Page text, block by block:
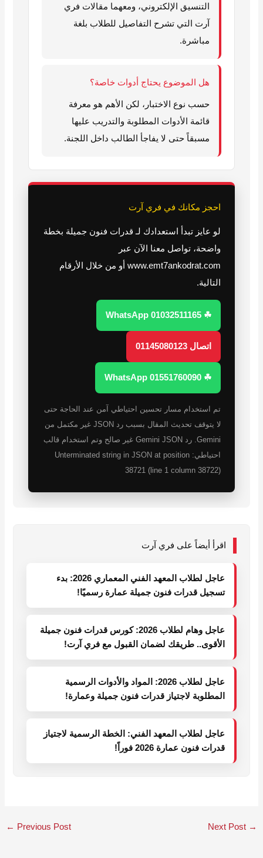
التنسيق الإلكتروني، ومعهما مقالات فري
آرت التي تشرح التفاصيل للطلاب بلغة
مباشرة.
هل الموضوع يحتاج أدوات خاصة؟
حسب نوع الاختبار، لكن الأهم هو معرفة
قائمة الأدوات المطلوبة والتدريب عليها
مسبقاً حتى لا يفاجأ الطالب داخل اللجنة.
احجز مكانك في فري آرت
لو عايز تبدأ استعدادك لـ قدرات فنون جميلة بخطة
واضحة، تواصل معنا الآن عبر
www.emt7ankodrat.com أو من خلال الأرقام
التالية.
☘ WhatsApp 01032511165
اتصال 01145080123
☘ WhatsApp 01551760090
تم استخدام مسار تحسين احتياطي آمن عند الحاجة حتى
لا يتوقف تحديث المقال بسبب رد JSON غير مكتمل من
Gemini. رد Gemini JSON غير صالح وتم استخدام قالب
احتياطي: Unterminated string in JSON at position
38721 (line 1 column 38722)
اقرأ أيضاً على فري آرت
عاجل لطلاب المعهد الفني المعماري 2026: بدء
تسجيل قدرات فنون جميلة عمارة رسميًا!
عاجل وهام لطلاب 2026: كورس قدرات فنون جميلة
الأقوى.. طريقك لضمان القبول مع فري آرت!
عاجل لطلاب 2026: المواد والأدوات الرسمية
المطلوبة لاجتياز قدرات فنون جميلة وعمارة!
عاجل لطلاب المعهد الفني: الخطة الرسمية لاجتياز
قدرات فنون عمارة 2026 فوراً!
← Previous Post Next Post →